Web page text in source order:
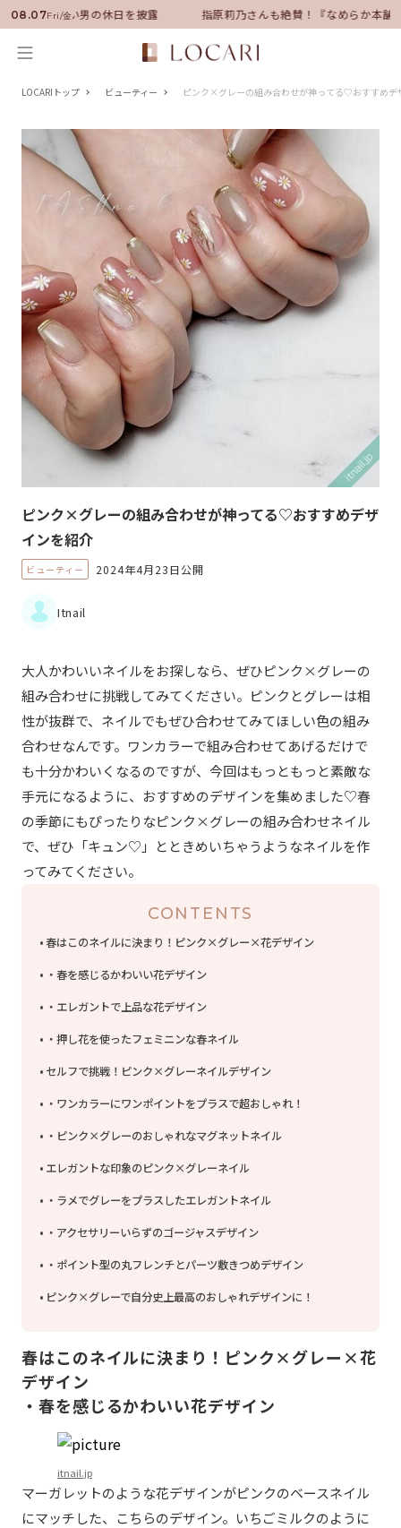
08.07Fri/金
に就任！いい男の休日を披露 指原莉乃さんも絶賛！『なめらか本舗
LOCARIトップ ビューティー ピンク×グレーの組み合わせが神ってる♡おすすめデ
ピンク×グレーの組み合わせが神ってる♡おすすめデザ
インを紹介
ビューティー 2024年4月23日公開
Itnail
大人かわいいネイルをお探しなら、ぜひピンク×グレーの
組み合わせに挑戦してみてください。ピンクとグレーは相
性が抜群で、ネイルでもぜひ合わせてみてほしい色の組み
合わせなんです。ワンカラーで組み合わせてあげるだけで
も十分かわいくなるのですが、今回はもっともっと素敵な
手元になるように、おすすめのデザインを集めました♡春
の季節にもぴったりなピンク×グレーの組み合わせネイル
で、ぜひ「キュン♡」とときめいちゃうようなネイルを作
ってみてください。
CONTENTS
春はこのネイルに決まり！ピンク×グレー×花デザイン
・春を感じるかわいい花デザイン
・エレガントで上品な花デザイン
・押し花を使ったフェミニンな春ネイル
セルフで挑戦！ピンク×グレーネイルデザイン
・ワンカラーにワンポイントをプラスで超おしゃれ！
・ピンク×グレーのおしゃれなマグネットネイル
エレガントな印象のピンク×グレーネイル
・ラメでグレーをプラスしたエレガントネイル
・アクセサリーいらずのゴージャスデザイン
・ポイント型の丸フレンチとパーツ敷きつめデザイン
ピンク×グレーで自分史上最高のおしゃれデザインに！
春はこのネイルに決まり！ピンク×グレー×花
デザイン
・春を感じるかわいい花デザイン
itnail.jp
マーガレットのような花デザインがピンクのベースネイル
にマッチした、こちらのデザイン。いちごミルクのように